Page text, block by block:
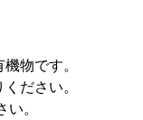
物です。
ださい。
。